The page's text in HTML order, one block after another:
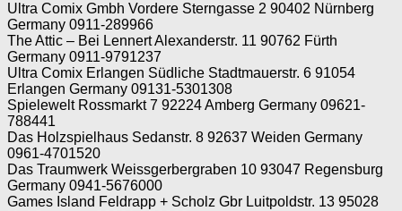
Ultra Comix Gmbh Vordere Sterngasse 2 90402 Nürnberg
Germany 0911-289966
The Attic – Bei Lennert Alexanderstr. 11 90762 Fürth
Germany 0911-9791237
Ultra Comix Erlangen Südliche Stadtmauerstr. 6 91054
Erlangen Germany 09131-5301308
Spielewelt Rossmarkt 7 92224 Amberg Germany 09621-
788441
Das Holzspielhaus Sedanstr. 8 92637 Weiden Germany
0961-4701520
Das Traumwerk Weissgerbergraben 10 93047 Regensburg
Germany 0941-5676000
Games Island Feldrapp + Scholz Gbr Luitpoldstr. 13 95028